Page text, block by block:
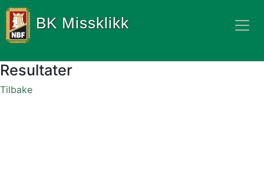
BK Missklikk
Resultater
Tilbake